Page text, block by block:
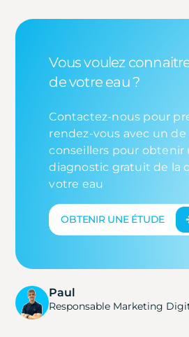
Vous voulez
de votre eau ?
Contactez-nous pour
rendez-vous avec un de
conseillers pour obtenir
diagnostic gratuit de la
votre eau
OBTENIR UNE ÉTUDE
Paul
Responsable Marketing